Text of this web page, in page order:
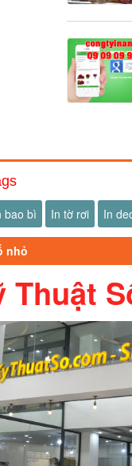
bao bì In tờ rơi In
nhỏ
Thuật